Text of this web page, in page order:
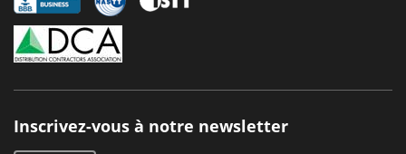
Inscrivez-vous à notre newsletter